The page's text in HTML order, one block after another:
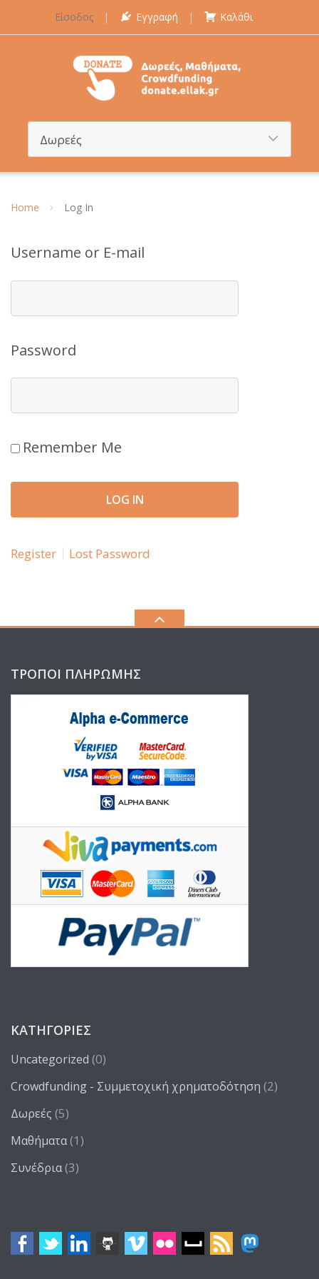
Είσοδος Εγγραφή Καλάθι
Home Log In
Username or E-mail
Password
Remember Me
Register Lost Password
ΤΡΌΠΟΙ ΠΛΗΡΩΜΉΣ
ΚΑΤΗΓΟΡΊΕΣ
Uncategorized (0)
Crowdfunding - Συμμετοχική χρηματοδότηση (2)
Δωρεές (5)
Μαθήματα(1)
Συνέδρια(3)